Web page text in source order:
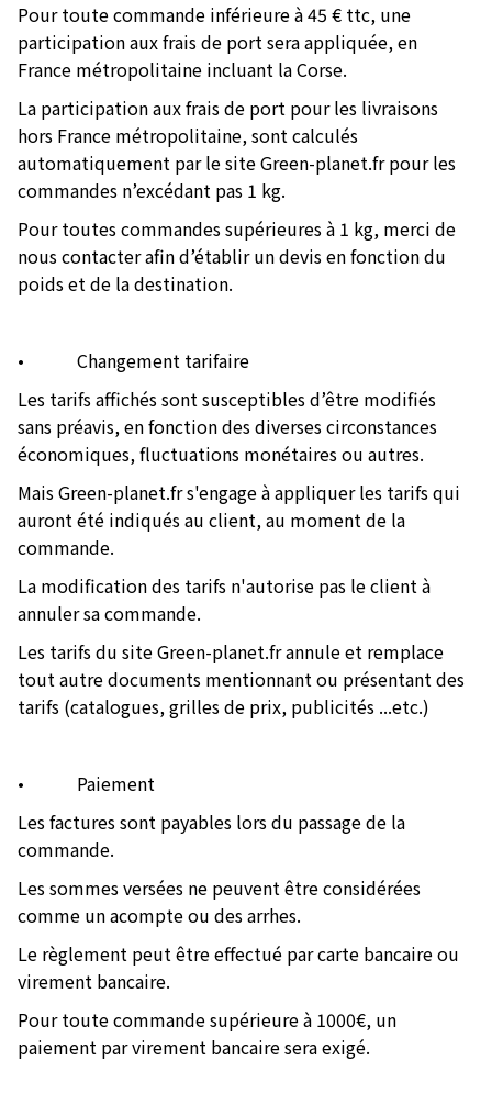
Pour toute commande inférieure à 45 € ttc, une
participation aux frais de port sera appliquée, en
France métropolitaine incluant la Corse.
La participation aux frais de port pour les livraisons
hors France métropolitaine, sont calculés
automatiquement par le site Green-planet.fr pour les
commandes n’excédant pas 1 kg.
Pour toutes commandes supérieures à 1 kg, merci de
nous contacter afin d’établir un devis en fonction du
poids et de la destination.
• Changement tarifaire
Les tarifs affichés sont susceptibles d’être modifiés
sans préavis, en fonction des diverses circonstances
économiques, fluctuations monétaires ou autres.
Mais Green-planet.fr s'engage à appliquer les tarifs qui
auront été indiqués au client, au moment de la
commande.
La modification des tarifs n'autorise pas le client à
annuler sa commande.
Les tarifs du site Green-planet.fr annule et remplace
tout autre documents mentionnant ou présentant des
tarifs (catalogues, grilles de prix, publicités ...etc.)
• Paiement
Les factures sont payables lors du passage de la
commande.
Les sommes versées ne peuvent être considérées
comme un acompte ou des arrhes.
Le règlement peut être effectué par carte bancaire ou
virement bancaire.
Pour toute commande supérieure à 1000€, un
paiement par virement bancaire sera exigé.